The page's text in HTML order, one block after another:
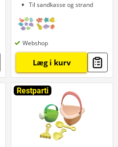
Til sandkasse og strand
Webshop
Læg i kurv
Restparti